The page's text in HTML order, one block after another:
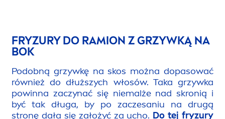
FRYZURY DO RAMION Z GRZYWKĄ NA
BOK
Podobną grzywkę na skos można dopasować
również do dłuższych włosów. Taka grzywka
powinna zaczynać się niemalże nad skronią i
być tak długa, by po zaczesaniu na drugą
stronę dała się założyć za ucho. Do tej fryzury